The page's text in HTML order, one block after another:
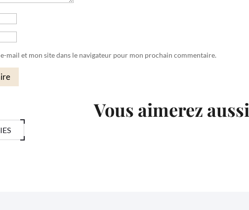
mail et mon site dans le navigateur pour mon prochain commentaire.
Vous aimerez aussi